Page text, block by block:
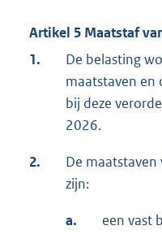
Artikel 5 Maatstaf
1.
De belasting
maatstaven en
bij deze
2026.
2.
De maatstaven
zijn:
a. een vast